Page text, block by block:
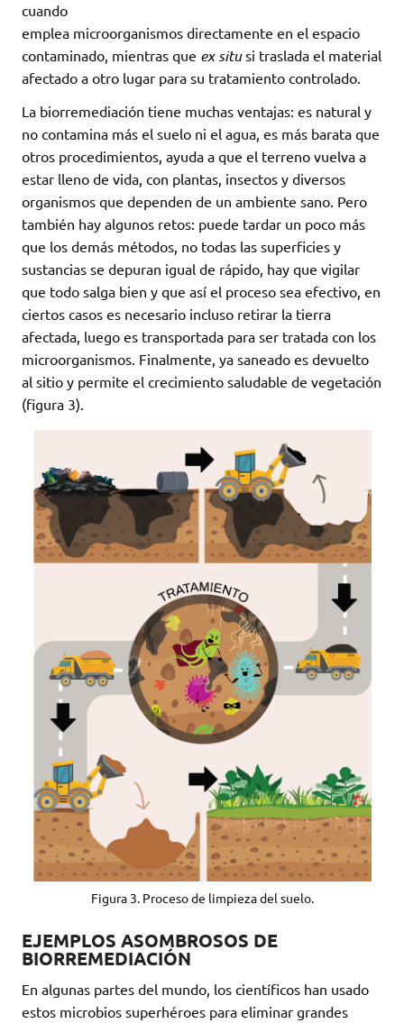
cuando
emplea microorganismos directamente en el espacio
contaminado, mientras que ex situsi traslada el material
afectado a otro lugar para su tratamiento controlado.
La biorremediación tiene muchas ventajas: es natural y
no contamina más el suelo ni el agua, es más barata que
otros procedimientos, ayuda a que el terreno vuelva a
estar lleno de vida, con plantas, insectos y diversos
organismos que dependen de un ambiente sano. Pero
también hay algunos retos: puede tardar un poco más
que los demás métodos, no todas las superficies y
sustancias se depuran igual de rápido, hay que vigilar
que todo salga bien y que así el proceso sea efectivo, en
ciertos casos es necesario incluso retirar la tierra
afectada, luego es transportada para ser tratada con los
microorganismos. Finalmente, ya saneado es devuelto
al sitio y permite el crecimiento saludable de vegetación
(figura 3).
Figura 3. Proceso de limpieza del suelo.
EJEMPLOS ASOMBROSOS DE
BIORREMEDIACIÓN
En algunas partes del mundo, los científicos han usado
estos microbios superhéroes para eliminar grandes